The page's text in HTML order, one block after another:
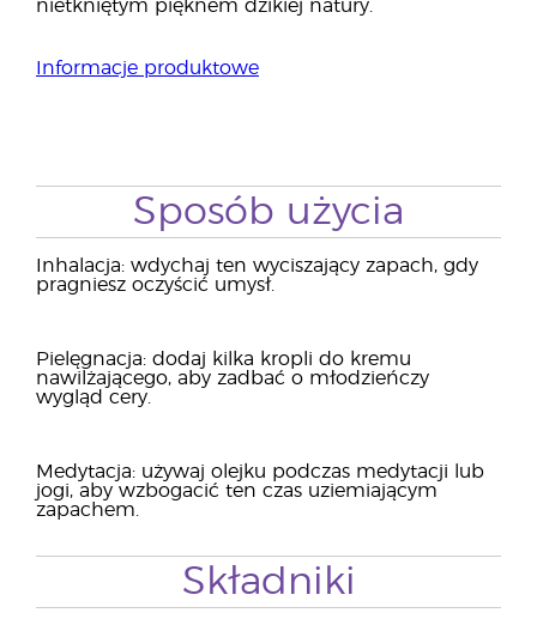
nietkniętym pięknem dzikiej natury.
Informacje produktowe
Sposób użycia
Inhalacja: wdychaj ten wyciszający zapach, gdy
pragniesz oczyścić umysł.
Pielęgnacja: dodaj kilka kropli do kremu
nawilżającego, aby zadbać o młodzieńczy
wygląd cery.
Medytacja: używaj olejku podczas medytacji lub
jogi, aby wzbogacić ten czas uziemiającym
zapachem.
Składniki